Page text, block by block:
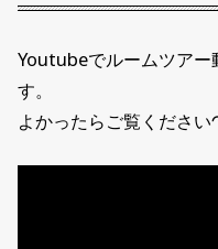
Youtubeでルームツアー
す。
よかったらご覧くださ